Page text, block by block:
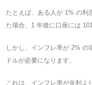
たとえば、ある人が 1% の利
た場合、1 年後に口座には
しかし、インフレ率が 2%
ドルが必要になります。
これは、インフレ率が金利よ